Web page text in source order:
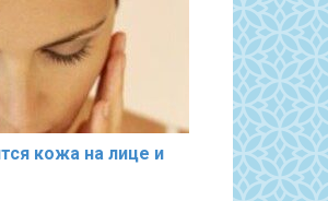
кожа на лице и